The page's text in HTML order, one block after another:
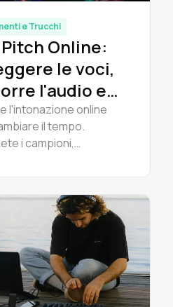
e Trucchi
Online:
le voci,
l'audio e
armonie
l'intonazione online
il tempo.
i campioni,
Non è necessario
Provatelo subito.